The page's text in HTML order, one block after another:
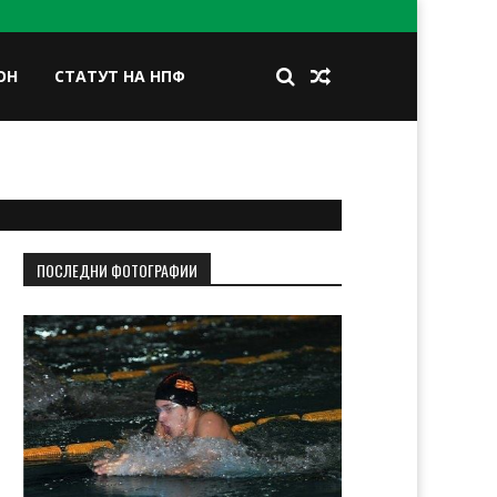
СТАТУТ НА НПФ
ПОСЛЕДНИ ФОТОГРАФИИ